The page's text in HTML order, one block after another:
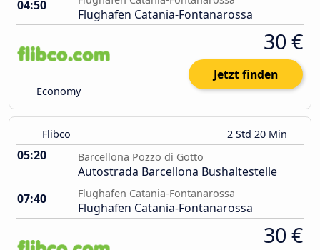
04:50
Flughafen Catania-Fontanarossa
Economy
30 €
Jetzt finden
Flibco 2 Std 20 Min
05:20 Barcellona Pozzo di Gotto
Autostrada Barcellona Bushaltestelle
07:40
Flughafen Catania-Fontanarossa
Flughafen Catania-Fontanarossa
30 €